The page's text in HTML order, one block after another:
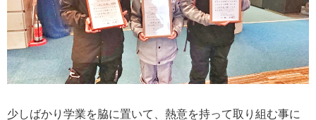
少しばかり学業を脇に置いて、熱意を持って取り組む事に